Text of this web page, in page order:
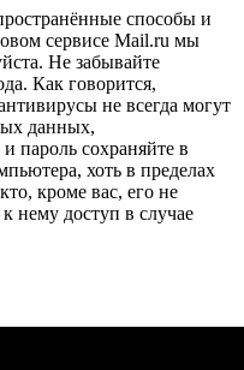
способы и
сервисе Mail.ru мы
Не забывайте
Как говорится,
не всегда могут
данных,
пароль сохраняйте в
хоть в пределах
кроме вас, его не
нему доступ в случае